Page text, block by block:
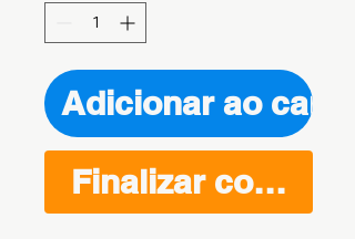
Adicionar ao
Finalizar compra